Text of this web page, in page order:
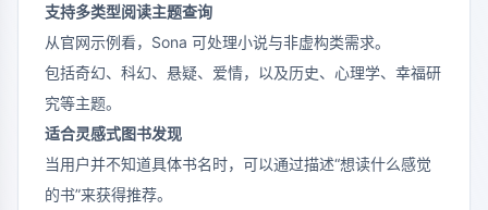
支持多类型阅读主题查询
从官网示例看，Sona 可处理小说与非虚构类需求。
包括奇幻、科幻、悬疑、爱情，以及历史、心理学、幸福研
究等主题。
适合灵感式图书发现
当用户并不知道具体书名时，可以通过描述“想读什么感觉
的书”来获得推荐。